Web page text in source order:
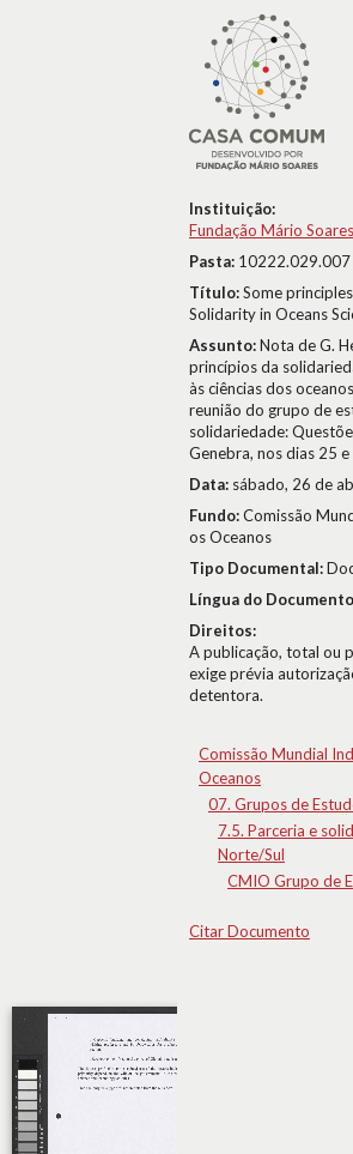
Instituição:
Fundação Mário
Pasta: 10222.029.007
Título:Some
Solidarity in Oceans
Assunto:Nota de G.
princípios da
às ciências dos
reunião do grupo de
solidariedade:
Genebra, nos dias 25
Data: sábado, 26 de
Fundo:Comissão
os Oceanos
Tipo Documental:
Língua do
Direitos:
A publicação, total ou
exige prévia
detentora.
Comissão Mundial
Oceanos
07. Grupos de
7.5. Parceria e
Norte/Sul
CMIO Grupo de
Citar Documento